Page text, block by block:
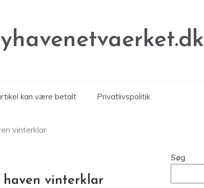
kan være betalt Privatlivspolitik
vinterklar
vinterklar
Søg